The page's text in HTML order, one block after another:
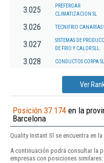
3.025
PREFERGAR
CLIMATIZACION SL
3.026 TECNIFRIO CANARIAS
3.027
SISTEMAS DE
DE FRIO Y CALOR SLL.
3.028 CONDUCTOS CORPA SL.
Ver
Posición 37.174 en la
Barcelona
Quality Instant Sl se encuentra en
A continuación podrá consultar la
empresas con posiciones similares: